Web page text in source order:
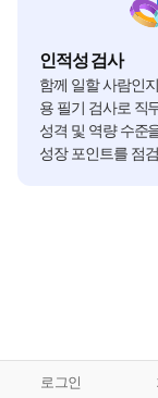
인적성 검사
함께 일할 사람인
용 필기 검사로 직
성격 및 역량 수준
성장 포인트를 점
로그인